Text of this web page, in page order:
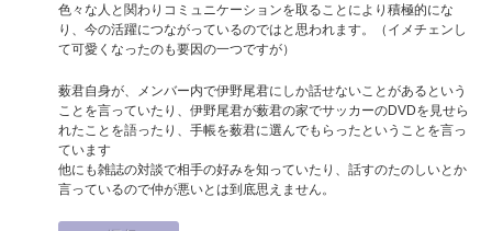
色々な人と関わりコミュニケーションを取ることにより積極的にな
り、今の活躍につながっているのではと思われます。（イメチェンし
て可愛くなったのも要因の一つですが）
薮君自身が、メンバー内で伊野尾君にしか話せないことがあるという
ことを言っていたり、伊野尾君が薮君の家でサッカーのDVDを見せら
れたことを語ったり、手帳を薮君に選んでもらったということを言っ
ています
他にも雑誌の対談で相手の好みを知っていたり、話すのたのしいとか
言っているので仲が悪いとは到底思えません。